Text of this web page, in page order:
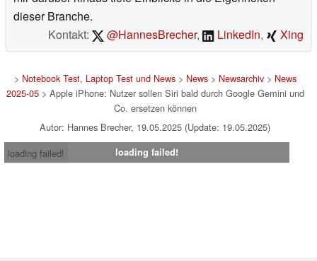
dieser Branche.
Kontakt:
@HannesBrecher, LinkedIn, Xing
> Notebook Test, Laptop Test und News> News> Newsarchiv> News
2025-05> Apple iPhone: Nutzer sollen Siri bald durch Google Gemini und
Co. ersetzen können
Autor: Hannes Brecher, 19.05.2025 (Update: 19.05.2025)
loading failed!
loading failed!